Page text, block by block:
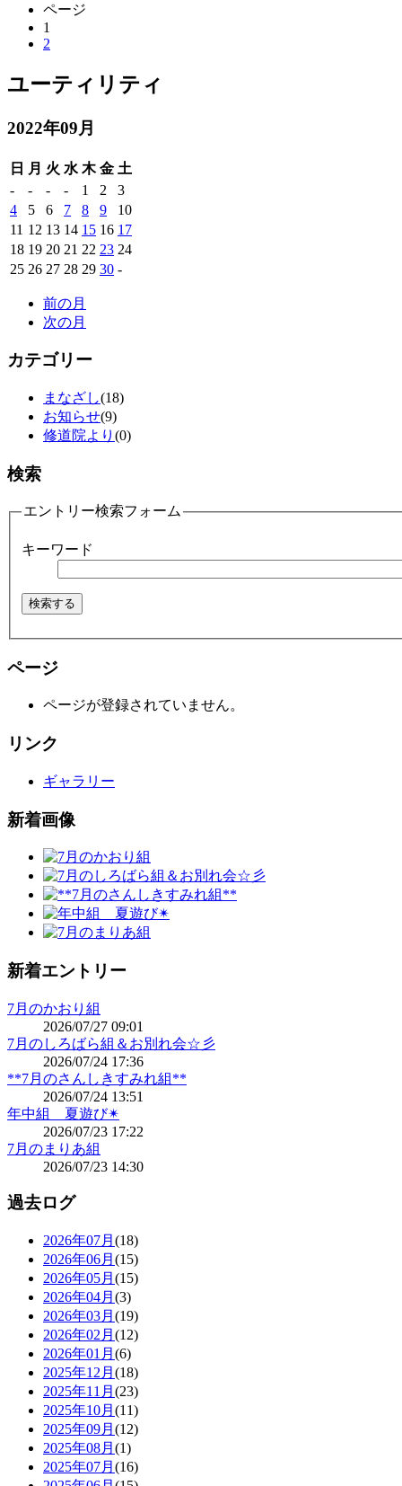
ページ
1
2
ユーティリティ
2022年09月
日 月 火 水 木 金 土
-
- - - 1 2
3
4
5 6 7 8 9
10
11 12 13 14 15 16 17
18 19 20 21 22 23 24
25 26 27 28 29 30 -
前の月
次の月
カテゴリー
まなざし(18)
お知らせ(9)
修道院より (0)
検索
エントリー検索フォーム
キーワード
ページ
ページが登録されていません。
リンク
ギャラリー
新着画像
新着エントリー
7月のかおり組
2026/07/27 09:01
7月のしろばら組＆お別れ会☆彡
2026/07/24 17:36
**7月のさんしきすみれ組**
2026/07/24 13:51
年中組 夏遊び✴
2026/07/23 17:22
7月のまりあ組
2026/07/23 14:30
過去ログ
2026年07月 (18)
2026年06月 (15)
2026年05月 (15)
2026年04月 (3)
2026年03月 (19)
2026年02月 (12)
2026年01月 (6)
2025年12月 (18)
2025年11月 (23)
2025年10月 (11)
2025年09月 (12)
2025年08月 (1)
2025年07月 (16)